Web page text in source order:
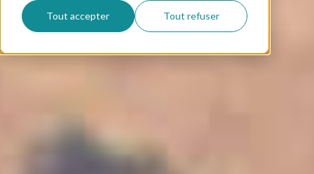
Tout accepter Tout refuser